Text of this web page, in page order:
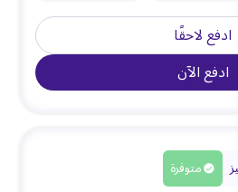
ادفع لاحقًا
ادفع الآن
متوفرة